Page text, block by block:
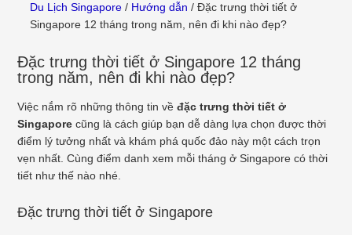
Du Lịch Singapore / Hướng dẫn / Đặc trưng thời tiết ở
Singapore 12 tháng trong năm, nên đi khi nào đẹp?
Đặc trưng thời tiết ở Singapore 12 tháng
trong năm, nên đi khi nào đẹp?
Việc nắm rõ những thông tin vềđặc trưng thời tiết ở
Singapore cũng là cách giúp bạn dễ dàng lựa chọn được thời
điểm lý tưởng nhất và khám phá quốc đảo này một cách trọn
vẹn nhất. Cùng điểm danh xem mỗi tháng ở Singapore có thời
tiết như thế nào nhé.
Đặc trưng thời tiết ở Singapore